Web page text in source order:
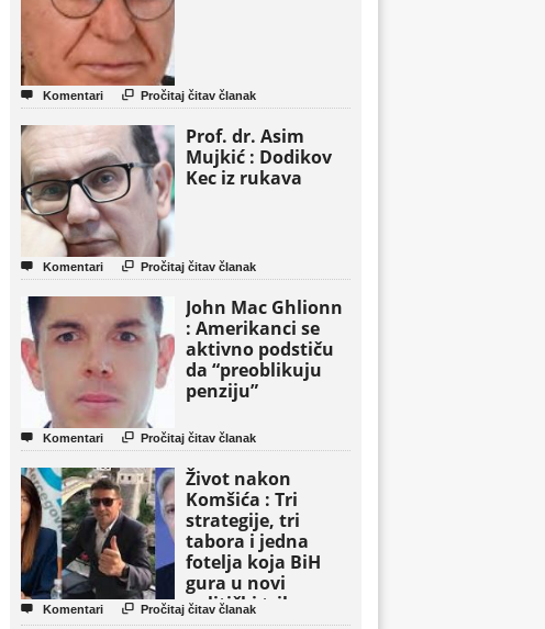
 Komentari  Pročitaj čitav članak
Prof. dr. Asim
Mujkić : Dodikov
Kec iz rukava
 Komentari  Pročitaj čitav članak
John Mac Ghlionn
: Amerikanci se
aktivno podstiču
da “preoblikuju
penziju”
 Komentari  Pročitaj čitav članak
Život nakon
Komšića : Tri
strategije, tri
tabora i jedna
fotelja koja BiH
gura u novi
politički triler
 Komentari  Pročitaj čitav članak